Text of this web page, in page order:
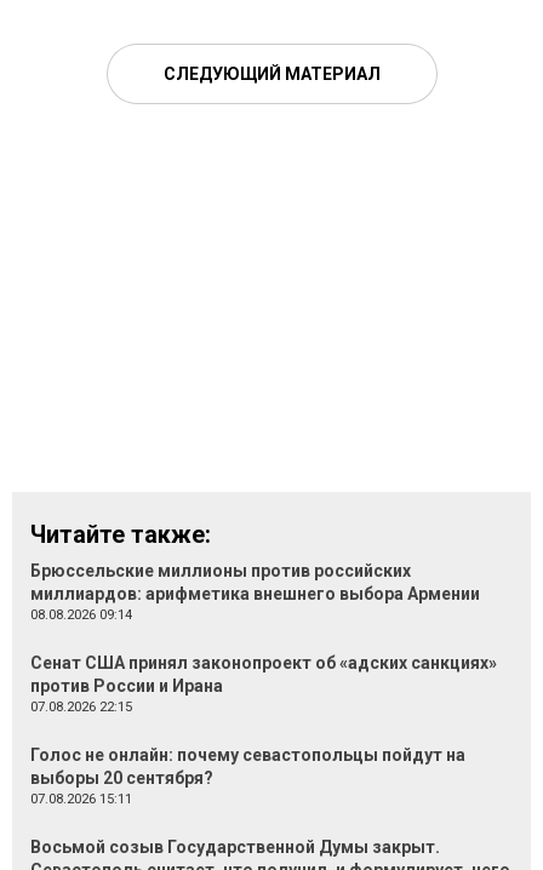
СЛЕДУЮЩИЙ МАТЕРИАЛ
Читайте также:
Брюссельские миллионы против российских
миллиардов: арифметика внешнего выбора Армении
08.08.2026 09:14
Сенат США принял законопроект об «адских санкциях»
против России и Ирана
07.08.2026 22:15
Голос не онлайн: почему севастопольцы пойдут на
выборы 20 сентября?
07.08.2026 15:11
Восьмой созыв Государственной Думы закрыт.